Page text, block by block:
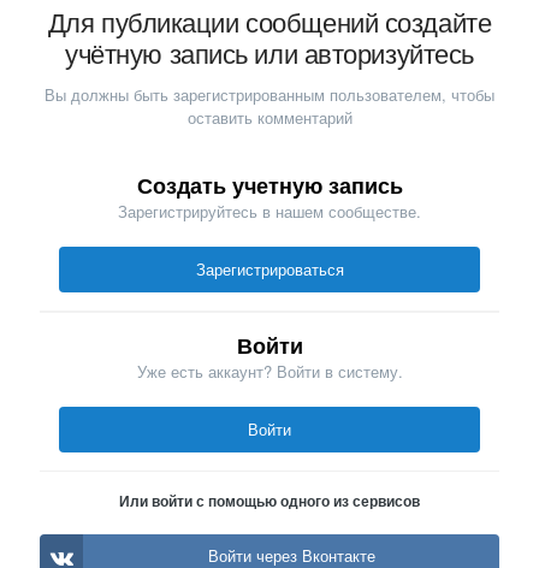
Для публикации сообщений создайте
учётную запись или авторизуйтесь
Вы должны быть зарегистрированным пользователем, чтобы
оставить комментарий
Создать учетную запись
Зарегистрируйтесь в нашем сообществе.
Зарегистрироваться
Войти
Уже есть аккаунт? Войти в систему.
Войти
Или войти с помощью одного из сервисов
Войти через Вконтакте